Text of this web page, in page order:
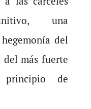
una
del
más fuerte
de